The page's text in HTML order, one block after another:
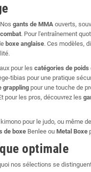
gants de MMA ouverts,
. Pour l'entraînement
boxe anglaise. Ces modèles,
pour les catégories de poids
tibias pour une pratique
grapplingpour une touche de
pour les pros, découvrez les
pour le judo, ou même
de boxeBenlee ou Metal Boxe
optimale
nos sélections se